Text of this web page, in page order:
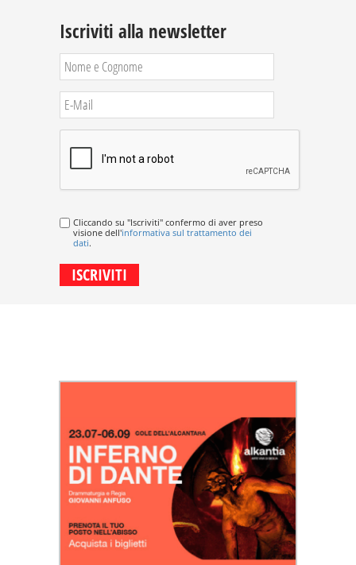
Iscriviti alla newsletter
Cliccando su "Iscriviti" confermo di aver preso
visione dell'informativa sul trattamento dei
dati.